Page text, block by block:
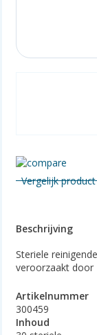
Vergelijk product
Beschrijving
Steriele
veroorzaakt door
Artikelnummer
300459
Inhoud